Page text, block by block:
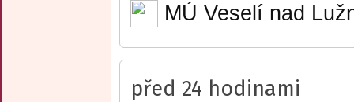
MÚ Veselí nad
před 24 hodinami